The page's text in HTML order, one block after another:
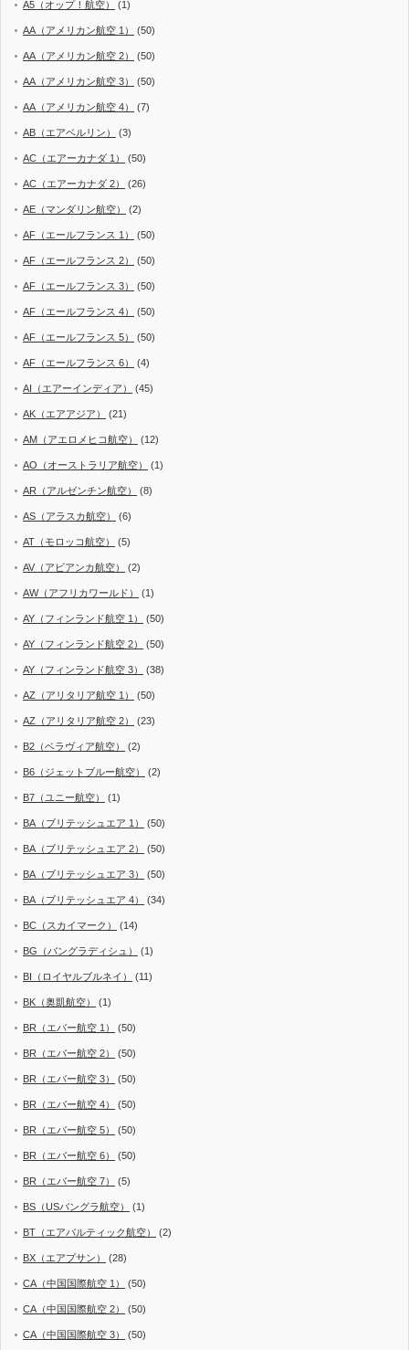
A5（オップ！航空） (1)
AA（アメリカン航空 1） (50)
AA（アメリカン航空 2） (50)
AA（アメリカン航空 3） (50)
AA（アメリカン航空 4） (7)
AB（エアベルリン） (3)
AC（エアーカナダ 1） (50)
AC（エアーカナダ 2） (26)
AE（マンダリン航空） (2)
AF（エールフランス 1） (50)
AF（エールフランス 2） (50)
AF（エールフランス 3） (50)
AF（エールフランス 4） (50)
AF（エールフランス 5） (50)
AF（エールフランス 6） (4)
AI（エアーインディア） (45)
AK（エアアジア） (21)
AM（アエロメヒコ航空） (12)
AO（オーストラリア航空） (1)
AR（アルゼンチン航空） (8)
AS（アラスカ航空） (6)
AT（モロッコ航空） (5)
AV（アビアンカ航空） (2)
AW（アフリカワールド） (1)
AY（フィンランド航空 1） (50)
AY（フィンランド航空 2） (50)
AY（フィンランド航空 3） (38)
AZ（アリタリア航空 1） (50)
AZ（アリタリア航空 2） (23)
B2（ベラヴィア航空） (2)
B6（ジェットブルー航空） (2)
B7（ユニー航空） (1)
BA（ブリテッシュエア 1） (50)
BA（ブリテッシュエア 2） (50)
BA（ブリテッシュエア 3） (50)
BA（ブリテッシュエア 4） (34)
BC（スカイマーク） (14)
BG（バングラディシュ） (1)
BI（ロイヤルブルネイ） (11)
BK（奥凱航空） (1)
BR（エバー航空 1） (50)
BR（エバー航空 2） (50)
BR（エバー航空 3） (50)
BR（エバー航空 4） (50)
BR（エバー航空 5） (50)
BR（エバー航空 6） (50)
BR（エバー航空 7） (5)
BS（USバングラ航空） (1)
BT（エアバルティック航空） (2)
BX（エアプサン） (28)
CA（中国国際航空 1） (50)
CA（中国国際航空 2） (50)
CA（中国国際航空 3） (50)